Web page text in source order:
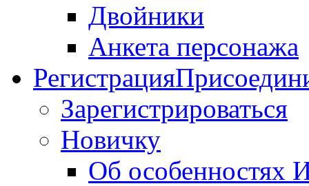
Двойники
Анкета персонажа
Регистрация
Зарегистрироваться
Новичку
Об особенностях